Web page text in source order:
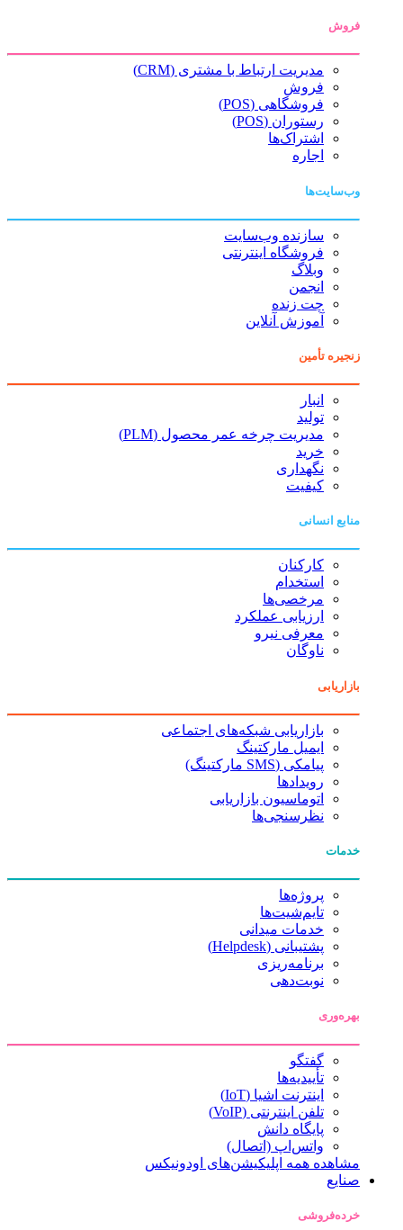
فروش
مدیریت ارتباط با مشتری (CRM)
فروش
فروشگاهی (POS)
رستوران (POS)
اشتراک‌ها
اجاره
وب‌سایت‌ها
سازنده وب‌سایت
فروشگاه اینترنتی
وبلاگ
انجمن
چت زنده
آموزش آنلاین
زنجیره تأمین
انبار
تولید
مدیریت چرخه عمر محصول (PLM)
خرید
نگهداری
کیفیت
منابع انسانی
کارکنان
استخدام
مرخصی‌ها
ارزیابی عملکرد
معرفی نیرو
ناوگان
بازاریابی
بازاریابی شبکه‌های اجتماعی
ایمیل مارکتینگ
پیامکی (SMS مارکتینگ)
رویدادها
اتوماسیون بازاریابی
نظرسنجی‌ها
خدمات
پروژه‌ها
تایم‌شیت‌ها
خدمات میدانی
پشتیبانی (Helpdesk)
برنامه‌ریزی
نوبت‌دهی
بهره‌وری
گفتگو
تأییدیه‌ها
اینترنت اشیا (IoT)
تلفن اینترنتی (VoIP)
پایگاه دانش
واتس‌اپ (اتصال)
مشاهده همه اپلیکیشن‌های اودونیکس
صنایع
خرده‌فروشی